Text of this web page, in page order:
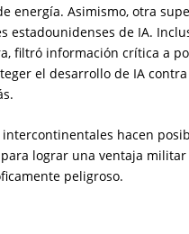
energía. Asimismo, otra
estadounidenses de IA.
filtró información crítica a
el desarrollo de IA
hacen
lograr una ventaja
peligroso.